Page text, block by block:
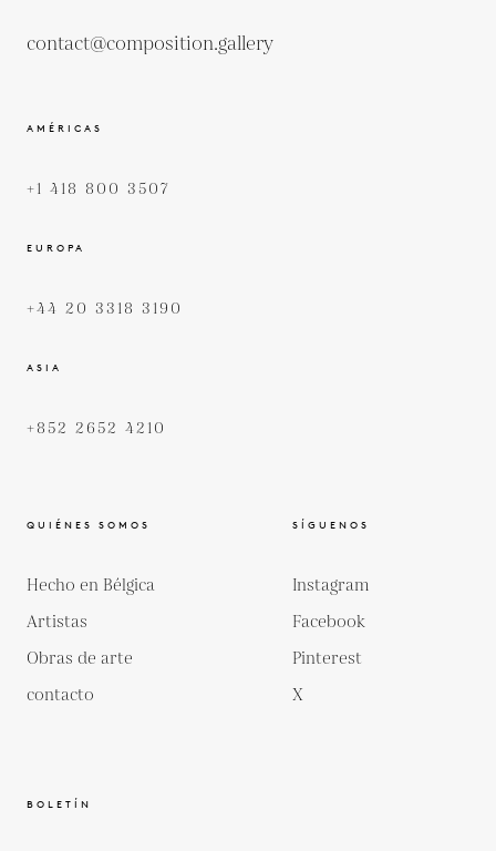
contact@composition.gallery
AMÉRICAS
+1 418 800 3507
EUROPA
+44 20 3318 3190
ASIA
+852 2652 4210
QUIÉNES SOMOS
Hecho en Bélgica
Artistas
Obras de arte
contacto
SÍGUENOS
Instagram
Facebook
Pinterest
X
BOLETÍN